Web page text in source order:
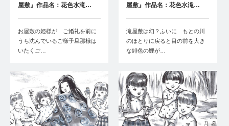
屋敷』作品名：花色水滝…
お屋敷の姫様が ご婚礼を前に
うち沈んでいるご様子旦那様は
いたくご…
屋敷』作品名：花色水滝…
滝屋敷は幻？ふいに もとの川
のほとりに戻ると目の前を大き
な緋色の鯉が…